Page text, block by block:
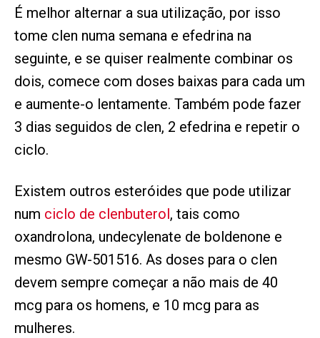
É melhor alternar a sua utilização, por isso
tome clen numa semana e efedrina na
seguinte, e se quiser realmente combinar os
dois, comece com doses baixas para cada um
e aumente-o lentamente. Também pode fazer
3 dias seguidos de clen, 2 efedrina e repetir o
ciclo.
Existem outros esteróides que pode utilizar
num ciclo de clenbuterol , tais como
oxandrolona, undecylenate de boldenone e
mesmo GW-501516. As doses para o clen
devem sempre começar a não mais de 40
mcg para os homens, e 10 mcg para as
mulheres.